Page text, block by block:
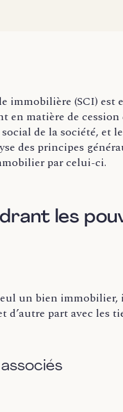
immobilière (SCI)
en matière de
de la société, et
des principes
par celui-ci.
les
un bien immobilier,
d’autre part avec les